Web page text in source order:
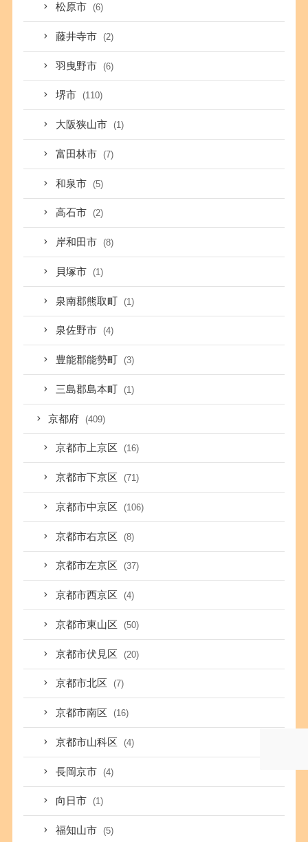
松原市 (6)
藤井寺市 (2)
羽曳野市 (6)
堺市 (110)
大阪狭山市 (1)
富田林市 (7)
和泉市 (5)
高石市 (2)
岸和田市 (8)
貝塚市 (1)
泉南郡熊取町 (1)
泉佐野市 (4)
豊能郡能勢町 (3)
三島郡島本町 (1)
京都府 (409)
京都市上京区 (16)
京都市下京区 (71)
京都市中京区 (106)
京都市右京区 (8)
京都市左京区 (37)
京都市西京区 (4)
京都市東山区 (50)
京都市伏見区 (20)
京都市北区 (7)
京都市南区 (16)
京都市山科区 (4)
長岡京市 (4)
向日市 (1)
福知山市 (5)